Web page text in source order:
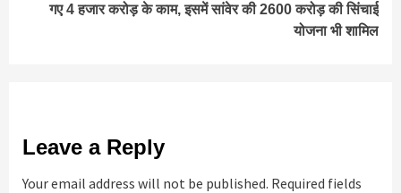
गए 4 हजार करोड़ के काम, इसमें सांवेर की 2600 करोड़ की सिंचाई
योजना भी शामिल
Leave a Reply
Your email address will not be published. Required fields